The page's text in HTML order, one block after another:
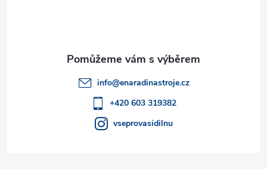
info@enaradinastroje.cz
+420 603 319382
vseprovasidilnu